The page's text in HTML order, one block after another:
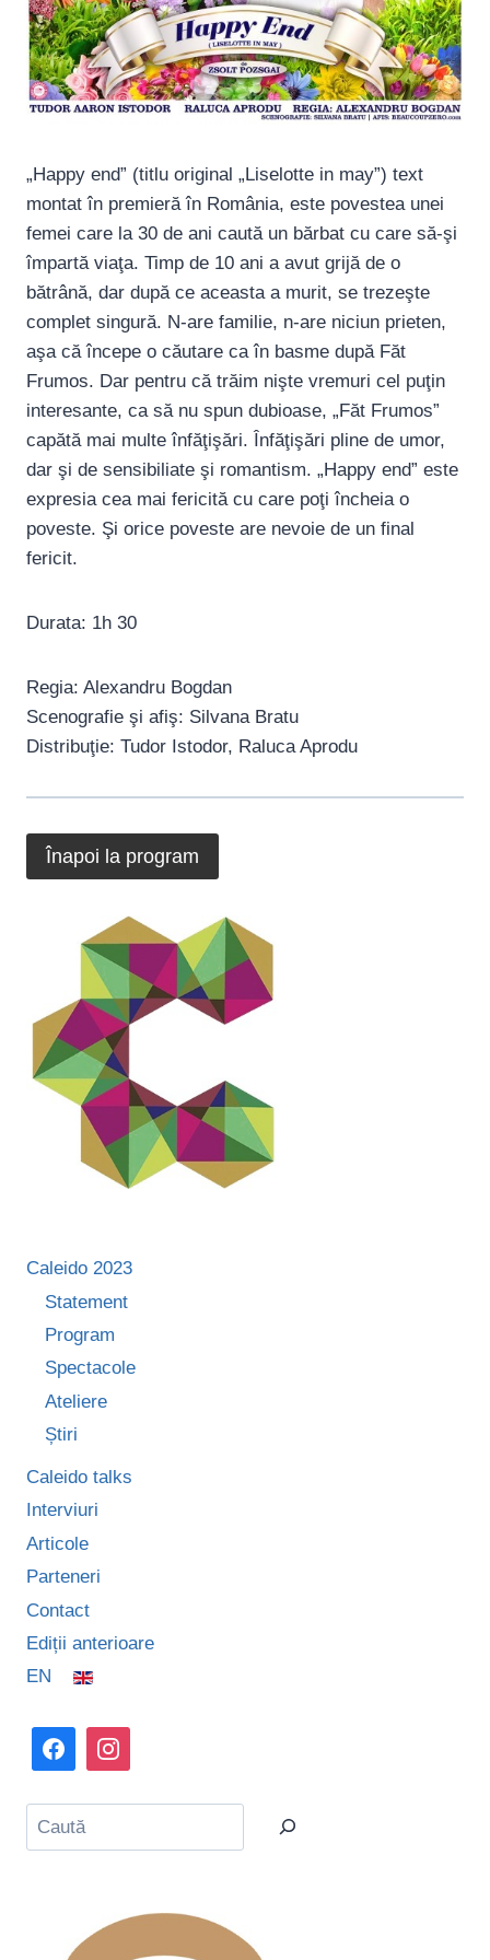
„Happy end” (titlu original „Liselotte in may”) text
montat în premieră în România, este povestea unei
femei care la 30 de ani caută un bărbat cu care să-şi
împartă viaţa. Timp de 10 ani a avut grijă de o
bătrână, dar după ce aceasta a murit, se trezeşte
complet singură. N-are familie, n-are niciun prieten,
aşa că începe o căutare ca în basme după Făt
Frumos. Dar pentru că trăim nişte vremuri cel puţin
interesante, ca să nu spun dubioase, „Făt Frumos”
capătă mai multe înfăţişări. Înfăţişări pline de umor,
dar şi de sensibiliate şi romantism. „Happy end” este
expresia cea mai fericită cu care poţi încheia o
poveste. Şi orice poveste are nevoie de un final
fericit.
Durata: 1h 30
Regia: Alexandru Bogdan
Scenografie şi afiş: Silvana Bratu
Distribuţie: Tudor Istodor, Raluca Aprodu
Înapoi la program
Caleido 2023
Statement
Program
Spectacole
Ateliere
Știri
Caleido talks
Interviuri
Articole
Parteneri
Contact
Ediții anterioare
EN
Caută